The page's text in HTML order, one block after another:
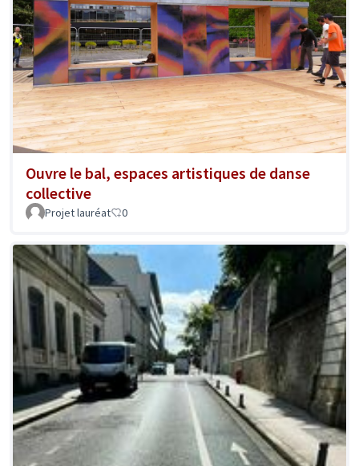
Ouvre le bal, espaces artistiques de danse
collective
Projet lauréat 0